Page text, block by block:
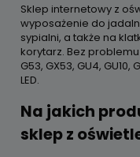
Sklep internetowy z
wyposażenie do
sypialni, a także na
korytarz. Bez
G53, GX53, GU4,
LED.
Na jakich
sklep z